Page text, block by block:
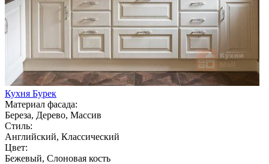
Кухня Бурек
Материал фасада:
Береза, Дерево, Массив
Стиль:
Английский, Классический
Цвет:
Бежевый, Слоновая кость